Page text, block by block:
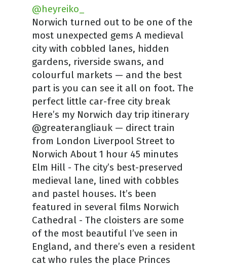
@heyreiko_
Norwich turned out to be one of the
most unexpected gems A medieval
city with cobbled lanes, hidden
gardens, riverside swans, and
colourful markets — and the best
part is you can see it all on foot. The
perfect little car-free city break
Here’s my Norwich day trip itinerary
@greaterangliauk — direct train
from London Liverpool Street to
Norwich About 1 hour 45 minutes
Elm Hill - The city’s best-preserved
medieval lane, lined with cobbles
and pastel houses. It’s been
featured in several films Norwich
Cathedral - The cloisters are some
of the most beautiful I’ve seen in
England, and there’s even a resident
cat who rules the place Princes